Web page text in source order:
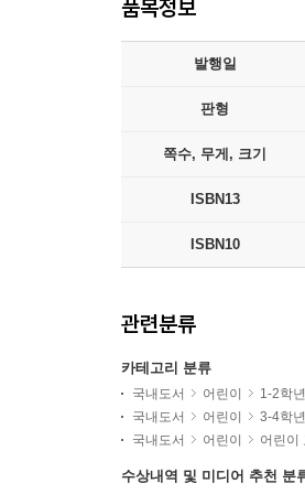
품목정보
발행일
판형
쪽수, 무게, 크기
ISBN13
ISBN10
관련분류
카테고리 분류
국내도서 어린이 1-2학년
국내도서
어린이 3-4학년
국내도서
어린이 어린이
수상내역 및 미디어 추천 분